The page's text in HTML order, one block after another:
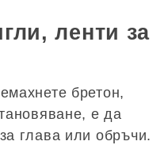
ленти за
бретон,
е да
глава или обръчи.